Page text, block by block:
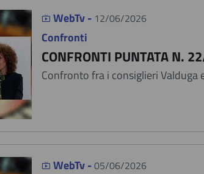
WebTv - 12/06/2026
Confronti
CONFRONTI PUNTATA N.
Confronto fra i consiglieri Valduga
WebTv -05/06/2026